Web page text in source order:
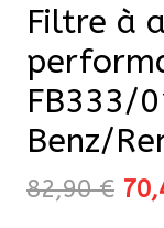
Filtre à
FB333/
Benz/
82,90€ Le